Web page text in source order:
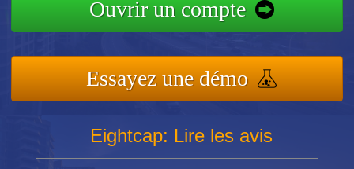
Ouvrir un compte
Essayez une démo
Eightcap: Lire les avis